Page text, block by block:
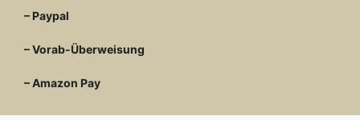
– Paypal
– Vorab-Überweisung
– Amazon Pay